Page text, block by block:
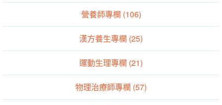
營養師專欄 (106)
漢方養生專欄 (25)
運動生理專欄 (21)
物理治療師專欄 (57)